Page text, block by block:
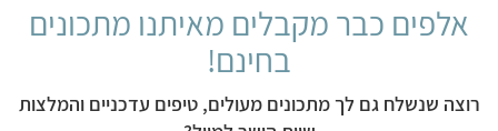
אלפים כבר מקבלים מאיתנו מתכונים
בחינם!
רוצה שנשלח גם לך מתכונים מעולים, טיפים עדכניים והמלצות